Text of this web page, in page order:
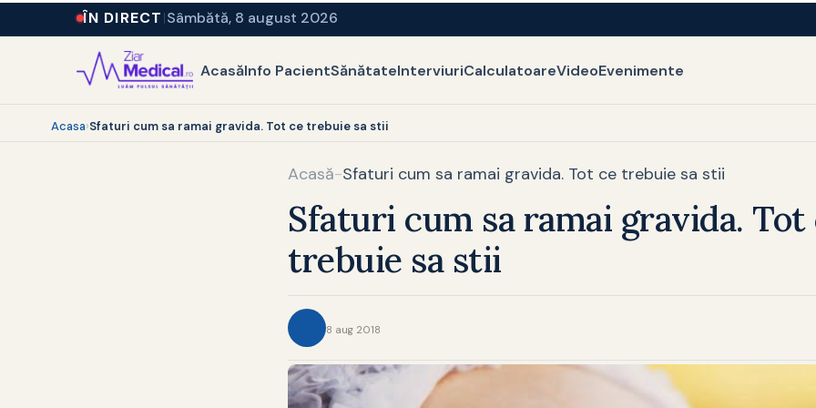
ÎN DIRECT Sâmbătă, 8 august 2026
AcasăInfo PacientSănătateInterviuriCalculatoareVideoEvenimente
Acasa›Sfaturi cum sa ramai gravida. Tot ce trebuie sa stii
Acasă-Sfaturi cum sa ramai gravida. Tot ce trebuie sa stii
Sfaturi cum sa ramai gravida. Tot
trebuie sa stii
8 aug 2018